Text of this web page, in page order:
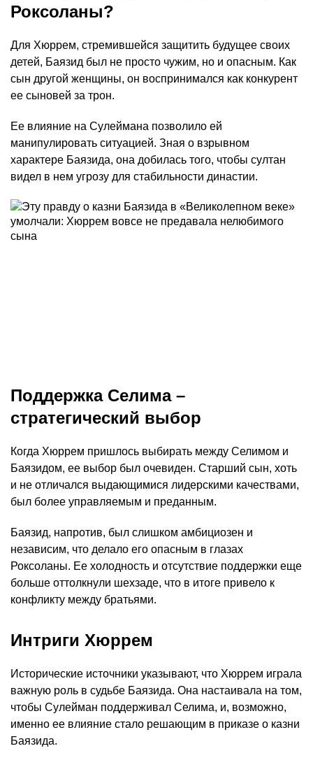
Роксоланы?
Для Хюррем, стремившейся защитить будущее своих
детей, Баязид был не просто чужим, но и опасным. Как
сын другой женщины, он воспринимался как конкурент
ее сыновей за трон.
Ее влияние на Сулеймана позволило ей
манипулировать ситуацией. Зная о взрывном
характере Баязида, она добилась того, чтобы султан
видел в нем угрозу для стабильности династии.
Поддержка Селима –
стратегический выбор
Когда Хюррем пришлось выбирать между Селимом и
Баязидом, ее выбор был очевиден. Старший сын, хоть
и не отличался выдающимися лидерскими качествами,
был более управляемым и преданным.
Баязид, напротив, был слишком амбициозен и
независим, что делало его опасным в глазах
Роксоланы. Ее холодность и отсутствие поддержки еще
больше оттолкнули шехзаде, что в итоге привело к
конфликту между братьями.
Интриги Хюррем
Исторические источники указывают, что Хюррем играла
важную роль в судьбе Баязида. Она настаивала на том,
чтобы Сулейман поддерживал Селима, и, возможно,
именно ее влияние стало решающим в приказе о казни
Баязида.